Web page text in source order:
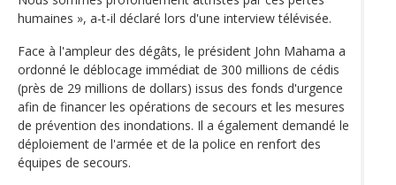
humaines », a-t-il déclaré lors d'une interview télévisée.
Face à l'ampleur des dégâts, le président John Mahama a
ordonné le déblocage immédiat de 300 millions de cédis
(près de 29 millions de dollars) issus des fonds d'urgence
afin de financer les opérations de secours et les mesures
de prévention des inondations. Il a également demandé le
déploiement de l'armée et de la police en renfort des
équipes de secours.